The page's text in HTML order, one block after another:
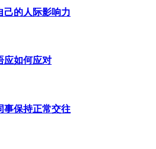
己的人际影响力
应如何应对
事保持正常交往